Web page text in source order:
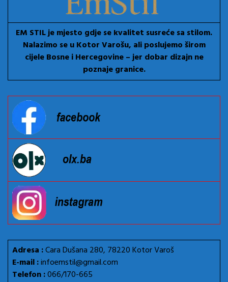
EM STIL je mjesto gdje se kvalitet susreće sa stilom.
Nalazimo se u Kotor Varošu, ali poslujemo širom
cijele Bosne i Hercegovine – jer dobar dizajn ne
poznaje granice.
Adresa :Cara Dušana 280, 78220 Kotor Varoš
E-mail :infoemstil@gmail.com
Telefon :066/170-665